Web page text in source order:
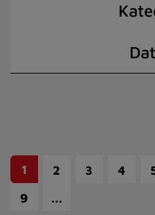
1 2 3 4
9
…